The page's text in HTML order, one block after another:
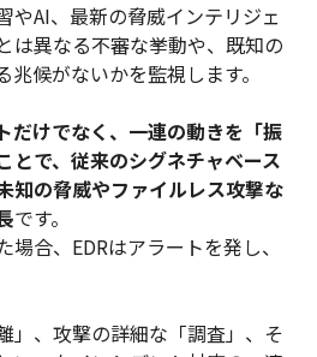
やAI、最新の脅威インテリジェ
は異なる不審な挙動や、既知の
候がないかを監視します。
だけでなく、一連の動きを「振
とで、従来のシグネチャベース
知の脅威やファイルレス攻撃な
です。
合、EDRはアラートを発し、
」、攻撃の詳細な「調査」、そ